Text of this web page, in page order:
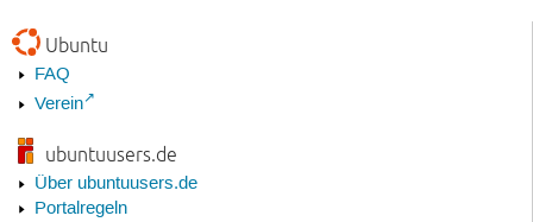
Ubuntu
FAQ
Verein
ubuntuusers.de
Über ubuntuusers.de
Portalregeln